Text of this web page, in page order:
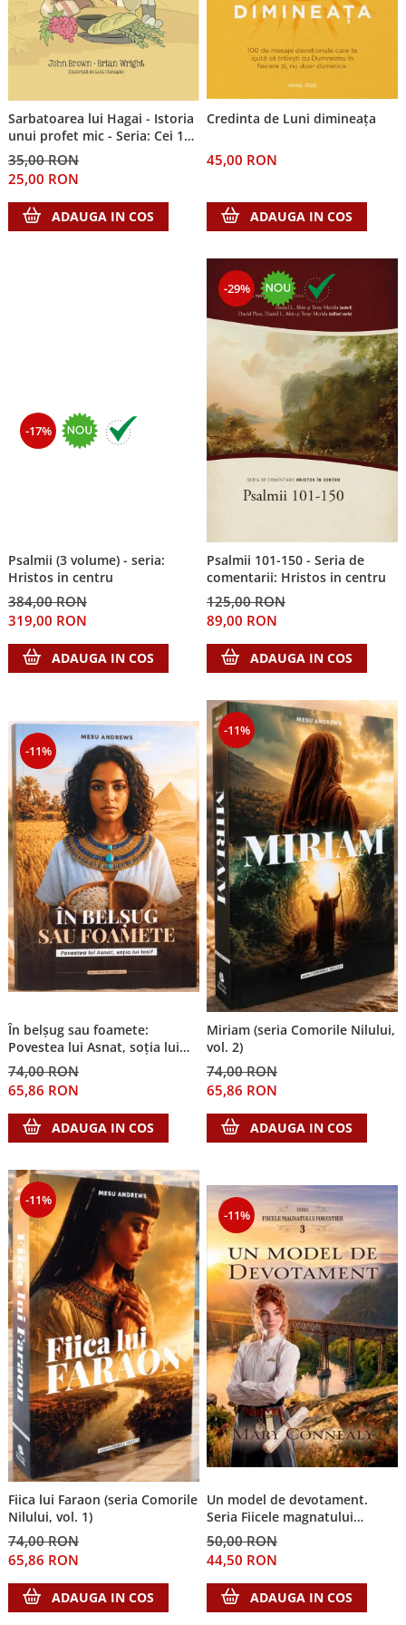
Sarbatoarea lui Hagai - Istoria
unui profet mic - Seria: Cei 12
cutezatori
35,00 RON
25,00 RON
ADAUGA IN COS
Credinta de Luni dimineața
45,00 RON
ADAUGA IN COS
-17%
Psalmii (3 volume) - seria:
Hristos in centru
384,00 RON
319,00 RON
ADAUGA IN COS
-29%
Psalmii 101-150 - Seria de
comentarii: Hristos in centru
125,00 RON
89,00 RON
ADAUGA IN COS
-11%
În belșug sau foamete:
Povestea lui Asnat, soția lui
Iosif (Seria Cronicile Egiptului,
vol. 2)
74,00 RON
65,86 RON
ADAUGA IN COS
-11%
Miriam (seria Comorile Nilului,
vol. 2)
74,00 RON
65,86 RON
ADAUGA IN COS
-11%
Fiica lui Faraon (seria Comorile
Nilului, vol. 1)
74,00 RON
65,86 RON
ADAUGA IN COS
-11%
Un model de devotament.
Seria Fiicele magnatului
forestier 3
50,00 RON
44,50 RON
ADAUGA IN COS